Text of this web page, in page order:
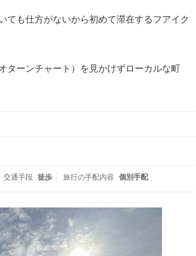
ても仕方がないから初めて滞在するフアイク
ターンチャート）を見かけずローカルな町
交通手段 徒歩 旅行の手配内容 個別手配